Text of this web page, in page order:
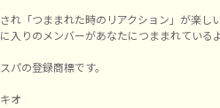
れ「つままれた時のリアクション」が楽し
入りのメンバーがあなたにつままれている
パの登録商標です。
オ